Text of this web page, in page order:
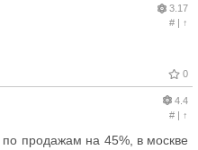
3.17
#| ↑
0
4.4
#| ↑
по продажам на 45%, в москве